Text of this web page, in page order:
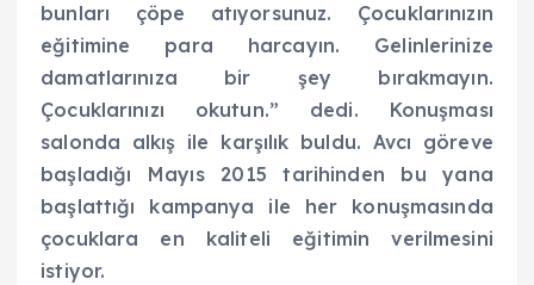
bunları çöpe atıyorsunuz. Çocuklarınızın
eğitimine para harcayın. Gelinlerinize
damatlarınıza bir şey bırakmayın.
Çocuklarınızı okutun.” dedi. Konuşması
salonda alkış ile karşılık buldu. Avcı göreve
başladığı Mayıs 2015 tarihinden bu yana
başlattığı kampanya ile her konuşmasında
çocuklara en kaliteli eğitimin verilmesini
istiyor.